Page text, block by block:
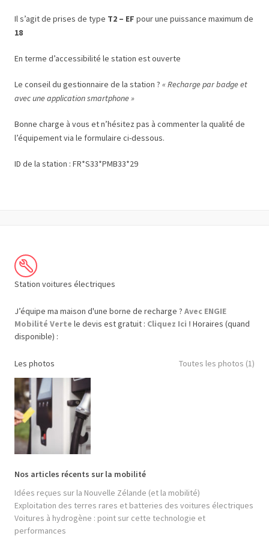
Il s’agit de prises de type T2 – EF pour une puissance maximum de
18
En terme d’accessibilité le station est ouverte
Le conseil du gestionnaire de la station ? « Recharge par badge et
avec une application smartphone »
Bonne charge à vous et n’hésitez pas à commenter la qualité de
l’équipement via le formulaire ci-dessous.
ID de la station : FR*S33*PMB33*29
Station voitures électriques
J’équipe ma maison d'une borne de recharge ? Avec ENGIE
Mobilité Verte le devis est gratuit : Cliquez Ici ! Horaires (quand
disponible) :
Les photos Toutes les photos (1)
Nos articles récents sur la mobilité
Idées reçues sur la Nouvelle Zélande (et la mobilité)
Exploitation des terres rares et batteries des voitures électriques
Voitures à hydrogène : point sur cette technologie et
performances